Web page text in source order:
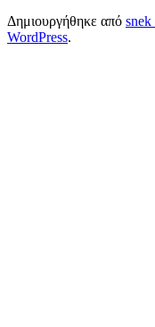
Δημιουργήθηκε από snek
WordPress.